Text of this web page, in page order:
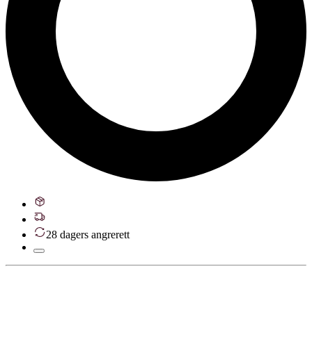
28 dagers angrerett